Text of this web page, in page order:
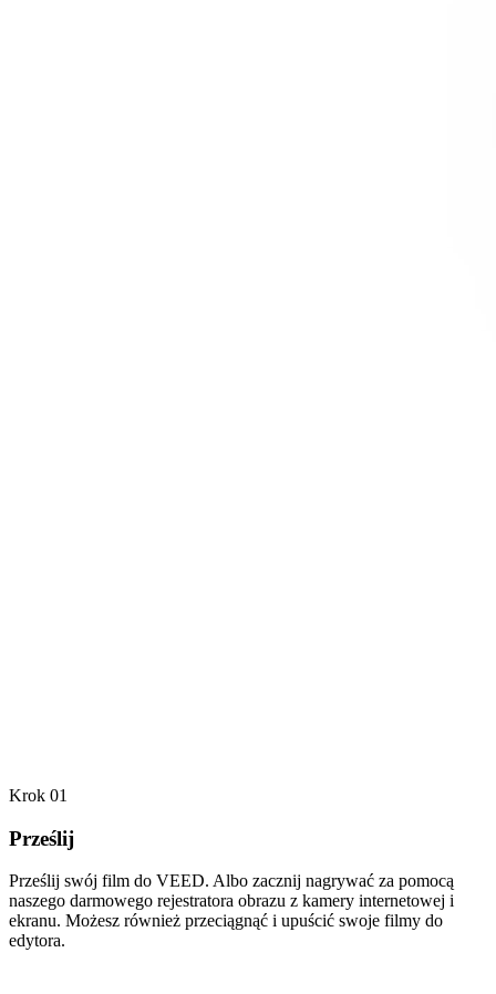
Krok 01
Prześlij
Prześlij swój film do VEED. Albo zacznij nagrywać za pomocą
naszego darmowego rejestratora obrazu z kamery internetowej i
ekranu. Możesz również przeciągnąć i upuścić swoje filmy do
edytora.